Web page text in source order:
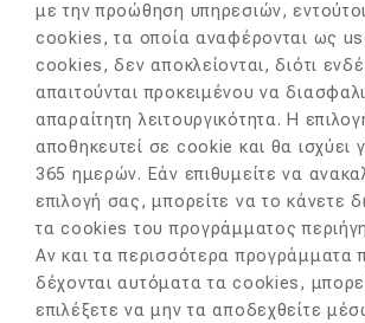
με την προώθηση υπηρεσιών,
cookies, τα οποία αναφέρονται ως
cookies, δεν αποκλείονται, διότι
απαιτούνται προκειμένου να
απαραίτητη λειτουργικότητα. Η
αποθηκευτεί σε cookie και θα ισχύει
365 ημερών. Εάν επιθυμείτε να
επιλογή σας, μπορείτε να το κάνετε
τα cookies του προγράμματος
Αν και τα περισσότερα προγράμματα
δέχονται αυτόματα τα cookies,
επιλέξετε να μην τα αποδεχθείτε